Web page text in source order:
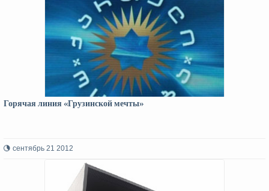
Горячая линия «Грузинской мечты»
сентябрь 21 2012